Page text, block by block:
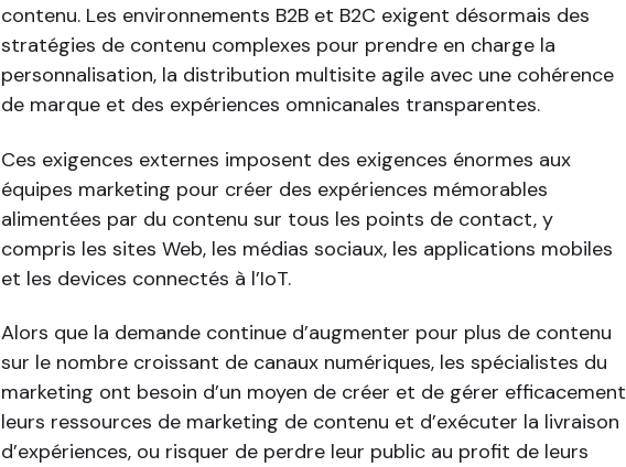
contenu. Les environnements B2B et B2C exigent désormais des
stratégies de contenu complexes pour prendre en charge la
personnalisation, la distribution multisite agile avec une cohérence
de marque et des expériences omnicanales transparentes.
Ces exigences externes imposent des exigences énormes aux
équipes marketing pour créer des expériences mémorables
alimentées par du contenu sur tous les points de contact, y
compris les sites Web, les médias sociaux, les applications mobiles
et les devices connectés à l’IoT.
Alors que la demande continue d’augmenter pour plus de contenu
sur le nombre croissant de canaux numériques, les spécialistes du
marketing ont besoin d’un moyen de créer et de gérer efficacement
leurs ressources de marketing de contenu et d’exécuter la livraison
d’expériences, ou risquer de perdre leur public au profit de leurs